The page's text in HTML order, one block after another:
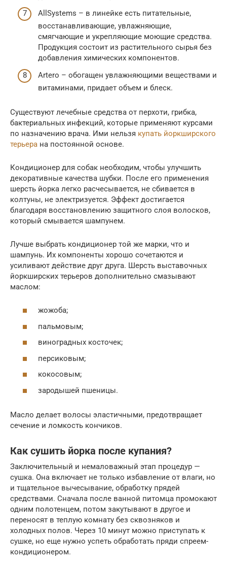
AllSystems – в линейке есть питательные,
восстанавливающие, увлажняющие,
смягчающие и укрепляющие моющие средства.
Продукция состоит из растительного сырья без
добавления химических компонентов.
Artero – обогащен увлажняющими веществами и
витаминами, придает объем и блеск.
Существуют лечебные средства от перхоти, грибка,
бактериальных инфекций, которые применяют курсами
по назначению врача. Ими нельзя купать йоркширского
терьера на постоянной основе.
Кондиционер для собак необходим, чтобы улучшить
декоративные качества шубки. После его применения
шерсть йорка легко расчесывается, не сбивается в
колтуны, не электризуется. Эффект достигается
благодаря восстановлению защитного слоя волосков,
который смывается шампунем.
Лучше выбрать кондиционер той же марки, что и
шампунь. Их компоненты хорошо сочетаются и
усиливают действие друг друга. Шерсть выставочных
йоркширских терьеров дополнительно смазывают
маслом:
жожоба;
пальмовым;
виноградных косточек;
персиковым;
кокосовым;
зародышей пшеницы.
Масло делает волосы эластичными, предотвращает
сечение и ломкость кончиков.
Как сушить йорка после купания?
Заключительный и немаловажный этап процедур —
сушка. Она включает не только избавление от влаги, но
и тщательное вычесывание, обработку прядей
средствами. Сначала после ванной питомца промокают
одним полотенцем, потом закутывают в другое и
переносят в теплую комнату без сквозняков и
холодных полов. Через 10 минут можно приступать к
сушке, но еще нужно успеть обработать пряди спреем-
кондиционером.